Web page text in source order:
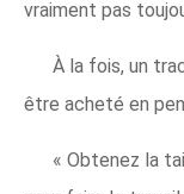
vraiment pas
À la fois, un
être acheté en
« Obtenez la